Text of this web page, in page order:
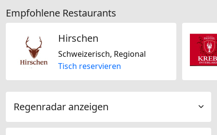
Empfohlene Restaurants
Hirschen
Schweizerisch, Regional
Tisch reservieren
Regenradar anzeigen